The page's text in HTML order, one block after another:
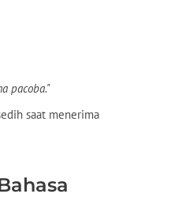
pacoba."
saat menerima